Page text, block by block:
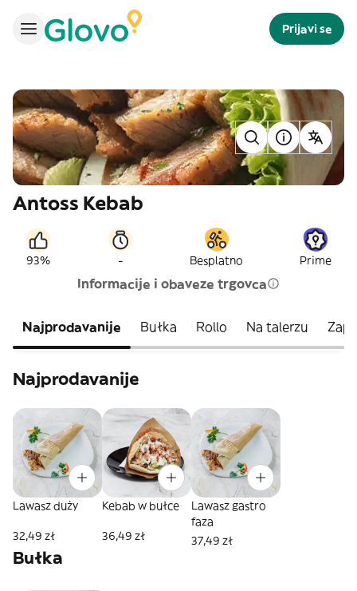
Prijavi se
Antoss Kebab
93% - Besplatno Prime
Informacije i obaveze trgovca
Najprodavanije Bułka Rollo Na talerzu
Najprodavanije
Lawasz duży
32,49 zł
Kebab w bułce
36,49 zł
Lawasz gastro
faza
37,49 zł
Bułka